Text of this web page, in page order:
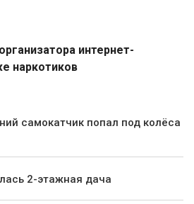
интернет-
наркотиков
самокатчик попал под колёса
2-этажная дача